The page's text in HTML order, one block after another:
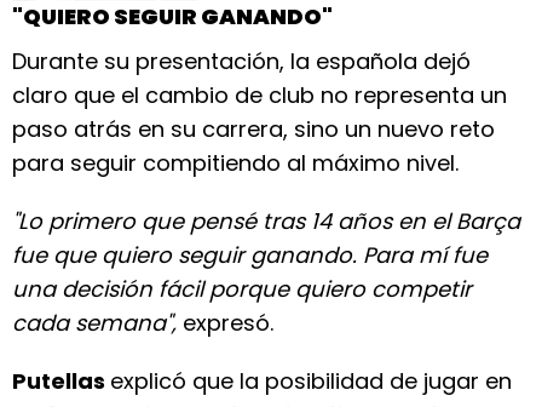
"QUIERO SEGUIR GANANDO"
Durante su presentación, la española dejó
claro que el cambio de club no representa un
paso atrás en su carrera, sino un nuevo reto
para seguir compitiendo al máximo nivel.
"Lo primero que pensé tras 14 años en el Barça
fue que quiero seguir ganando. Para mí fue
una decisión fácil porque quiero competir
cada semana", expresó.
Putellas explicó que la posibilidad de jugar en